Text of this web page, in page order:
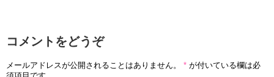
コメントをどうぞ
メールアドレスが公開されることはありません。 * が付いている欄は必